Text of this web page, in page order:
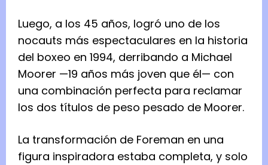
Luego, a los 45 años, logró uno de los
nocauts más espectaculares en la historia
del boxeo en 1994, derribando a Michael
Moorer —19 años más joven que él— con
una combinación perfecta para reclamar
los dos títulos de peso pesado de Moorer.
La transformación de Foreman en una
figura inspiradora estaba completa, y solo